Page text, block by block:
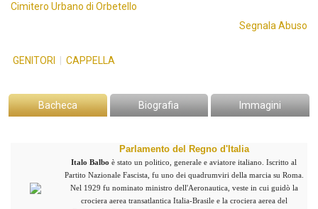
Cimitero Urbano di Orbetello
Segnala Abuso
GENITORI CAPPELLA
Bacheca Biografia Immagini
Parlamento del Regno d'Italia
Italo Balbo è stato un politico, generale e aviatore italiano. Iscritto al
Partito Nazionale Fascista, fu uno dei quadrumviri della marcia su Roma.
Nel 1929 fu nominato ministro dell'Aeronautica, veste in cui guidò la
crociera aerea transatlantica Italia-Brasile e la crociera aerea del